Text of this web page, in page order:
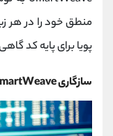
منطق خود را در هر
پویا برای پایه کد
سازگاری SmartWeave با بازار